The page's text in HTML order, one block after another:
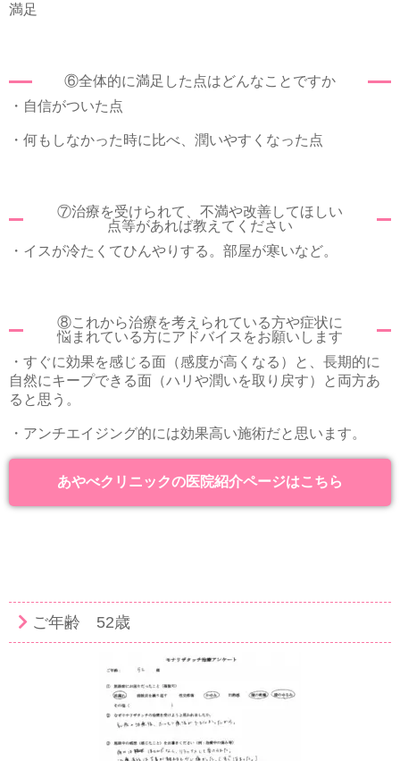
満足
⑥全体的に満足した点はどんなことですか
・自信がついた点
・何もしなかった時に比べ、潤いやすくなった点
⑦治療を受けられて、不満や改善してほしい
点等があれば教えてください
・イスが冷たくてひんやりする。部屋が寒いなど。
⑧これから治療を考えられている方や症状に
悩まれている方にアドバイスをお願いします
・すぐに効果を感じる面（感度が高くなる）と、長期的に
自然にキープできる面（ハリや潤いを取り戻す）と両方あ
ると思う。
・アンチエイジング的には効果高い施術だと思います。
あやべクリニックの医院紹介ページはこちら
ご年齢 52歳